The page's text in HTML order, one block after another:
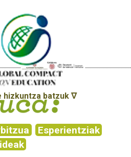
hizkuntza batzuk ∇
Esperientziak